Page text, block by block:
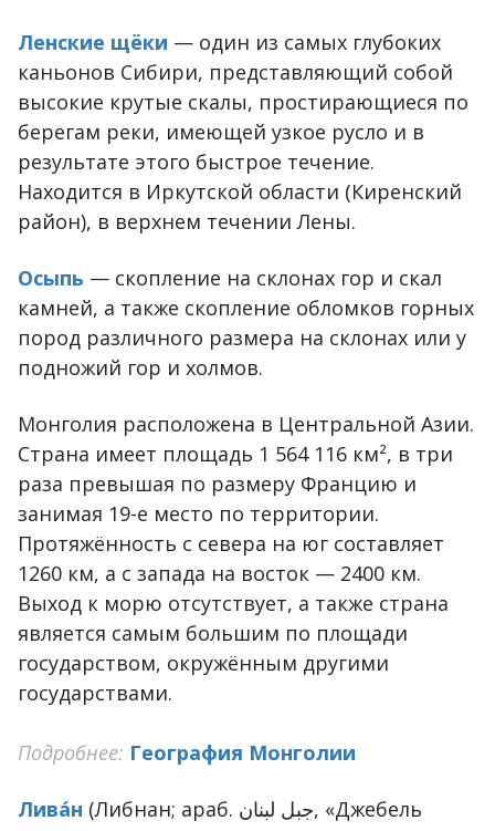
Ленские щёки — один из самых глубоких
каньонов Сибири, представляющий собой
высокие крутые скалы, простирающиеся по
берегам реки, имеющей узкое русло и в
результате этого быстрое течение.
Находится в Иркутской области (Киренский
район), в верхнем течении Лены.
Осыпь — скопление на склонах гор и скал
камней, а также скопление обломков горных
пород различного размера на склонах или у
подножий гор и холмов.
Монголия расположена в Центральной Азии.
Страна имеет площадь 1 564 116 км², в три
раза превышая по размеру Францию и
занимая 19-е место по территории.
Протяжённость с севера на юг составляет
1260 км, а с запада на восток — 2400 км.
Выход к морю отсутствует, а также страна
является самым большим по площади
государством, окружённым другими
государствами.
Подробнее: География Монголии
Лива́н (Либнан; араб. جبل لبنان‎, «Джебель